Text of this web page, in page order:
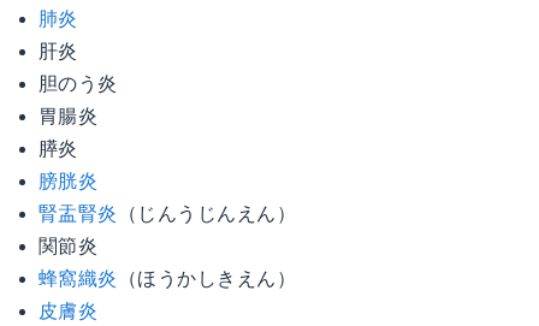
肺炎
肝炎
胆のう炎
胃腸炎
膵炎
膀胱炎
腎盂腎炎
（じんうじんえん）
関節炎
蜂窩織炎
（ほうかしきえん）
皮膚炎